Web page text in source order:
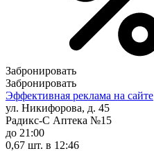
Забронировать
Забронировать
Эффективная реклама на сайте
ул. Никифорова, д. 45
Радикс-С Аптека №15
до 21:00
0,67 шт. в 12:46